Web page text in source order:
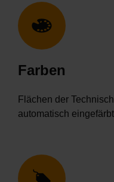
Farben
Flächen der
automatisch